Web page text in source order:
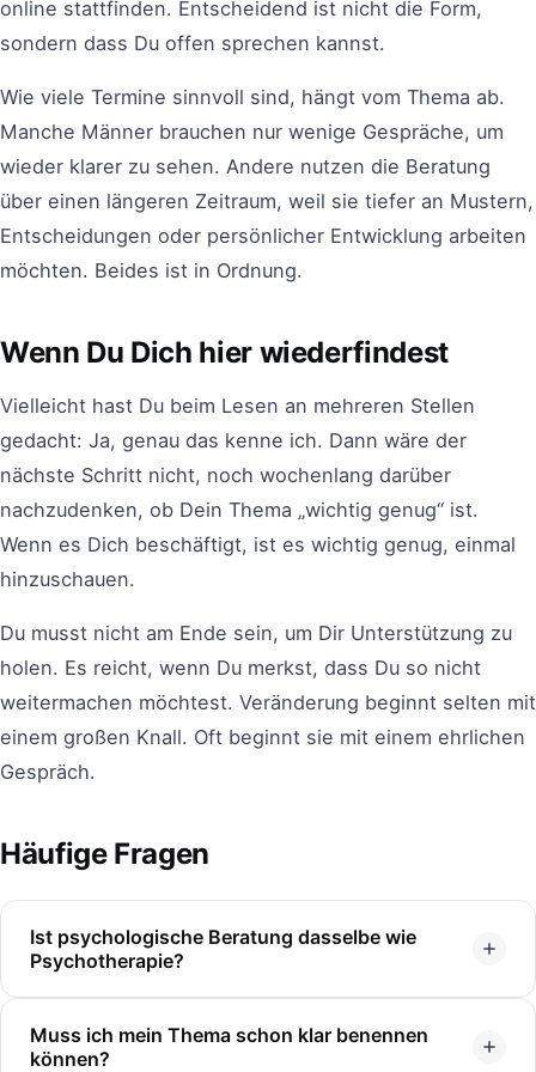
online stattfinden. Entscheidend ist nicht die Form,
sondern dass Du offen sprechen kannst.
Wie viele Termine sinnvoll sind, hängt vom Thema ab.
Manche Männer brauchen nur wenige Gespräche, um
wieder klarer zu sehen. Andere nutzen die Beratung
über einen längeren Zeitraum, weil sie tiefer an Mustern,
Entscheidungen oder persönlicher Entwicklung arbeiten
möchten. Beides ist in Ordnung.
Wenn Du Dich hier wiederfindest
Vielleicht hast Du beim Lesen an mehreren Stellen
gedacht: Ja, genau das kenne ich. Dann wäre der
nächste Schritt nicht, noch wochenlang darüber
nachzudenken, ob Dein Thema „wichtig genug“ ist.
Wenn es Dich beschäftigt, ist es wichtig genug, einmal
hinzuschauen.
Du musst nicht am Ende sein, um Dir Unterstützung zu
holen. Es reicht, wenn Du merkst, dass Du so nicht
weitermachen möchtest. Veränderung beginnt selten mit
einem großen Knall. Oft beginnt sie mit einem ehrlichen
Gespräch.
Häufige Fragen
Ist psychologische Beratung dasselbe wie
Psychotherapie?
Psychotherapie und behandelt keine psychischen
Muss ich mein Thema schon klar benennen
können?